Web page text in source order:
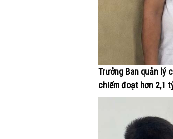
Trưởng Ban quản lý
chiếm đoạt hơn 2,1